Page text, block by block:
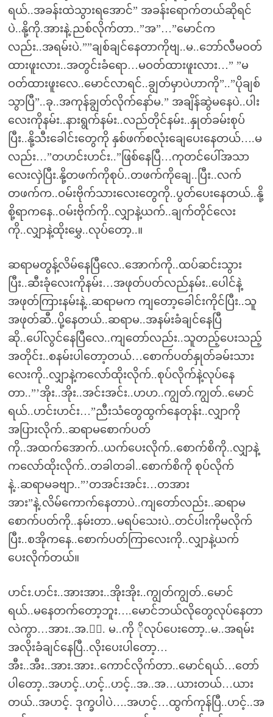
ရယ်..အခန်းထဲသွားရအောင်” အခန်းရောက်တယ်ဆိုရင်
ပဲ..နို့ကို.အားနဲ့.ညစ်လိုက်တာ..”အ”…”မောင်က
လည်း..အရမ်းပဲ.””ချစ်ချင်နေတာကိုဗျ..မ..ဘော်လီမဝတ်
ထားဖူးလား..အတွင်းခံရော…မဝတ်ထားဖူးလား…” ”မ
ဝတ်ထားဖူးလေ..မောင်လာရင်..ချွတ်မှာပဲဟာကို”..”ပိုချစ်
သွာပြီ”..ခု..အကုန်ချွတ်လိုက်နော်မ.” အချိန်ဆွဲမနေပဲ..ပါး
လေးကိုနမ်း..နားရွက်နမ်း..လည်တိုင်နမ်း..နှုတ်ခမ်းစုပ်
ပြီး..နို့သီးခေါင်းတွေကို နှစ်ဖက်စလုံးချေပေးနေတယ်….မ
လည်း…”တဟင်းဟင်း..”ဖြစ်နေပြီ…ကုတင်ပေါ်အသာ
လေးလှဲပြီး.နို့တဖက်ကိုစုပ်..တဖက်ကိုချေ..ပြီး..လက်
တဖက်က..ဝမ်းဗိုက်သားလေးတွေကို..ပွတ်ပေးနေတယ်..နို့
စို့ရာကနေ..ဝမ်းဗိုက်ကို..လျှာနဲ့ယက်..ချက်တိုင်လေး
ကို..လျှာနဲ့ထိုးမွှေ..လုပ်တော့..။
ဆရာမတွန့်လိမ်နေပြီလေ..အောက်ကို..ထပ်ဆင်းသွား
ပြီး..ဆီးခုံလေးကိုနမ်း…အဖုတ်ပတ်လည်နမ်း..ပေါင်နဲ့
အဖုတ်ကြားနမ်းနဲ့..ဆရာမက ကျတော့ခေါင်းကိုင်ပြီး..သူ
အဖုတ်ဆီ..ပို့နေတယ်..ဆရာမ..အနမ်းခံချင်နေပြီ
ဆို..ပေါ်လွင်နေပြီလေ..ကျတော်လည်း..သူတည့်ပေးသည့်
အတိုင်း..စနမ်းပါတော့တယ်…စောက်ပတ်နှုတ်ခမ်းသား
လေးကို..လျှာနဲ့ကလော်ထိုးလိုက်..စုပ်လိုက်နဲ့လုပ်နေ
တာ..”’အိုး..အိုး..အင်းအင်း..ဟဟ..ကျွတ်.ကျွတ်..မောင်
ရယ်..ဟင်းဟင်း…”ညီးသံတွေထွက်နေတုန်း..လျှာကို
အပြားလိုက်..ဆရာမစောက်ပတ်
ကို..အထက်အောက်..ယက်ပေးလိုက်..စောက်စိကို..လျှာနဲ့
ကလော်ထိုးလိုက်..တခါတခါ..စောက်စိကို စုပ်လိုက်
နဲ့..ဆရာမခဗျာ..”’တအင်းအင်း…တအား
အား”နဲ့.လိမ်ကောက်နေတာပဲ..ကျတော်လည်း..ဆရာမ
စောက်ပတ်ကို..နမ်းတာ..မရပ်သေးပဲ..တင်ပါးကိုမလိုက်
ပြီး..စအိုကနေ..စောက်ပတ်ကြာလေးကို..လျှာနဲ့ယက်
ပေးလိုက်တယ်။
ဟင်း.ဟင်း..အားအား..အိုးအိုး..ကျွတ်ကျွတ်..မောင်
ရယ်..မနေတက်တော့ဘူး….မောင်ဘယ်လိုတွေလုပ်နေတာ
လဲကွာ…အား..အ.ား. မ..ကို ိုလုပ်ပေးတော့..မ..အရမ်း
အလိုးခံချင်နေပြီ..လိုးပေးပါတော့…
အီး..အီး..အား.အား..ကောင်လိုက်တာ..မောင်ရယ်…တော်
ပါတော့..အဟင့်..ဟင့်..ဟင့်..အ..အ…ယားတယ်…ယား
တယ်..အဟင့်. ဒုက္ခပါပဲ….အဟင့်…ထွက်ကုန်ပြီ..ဟင့်..အ